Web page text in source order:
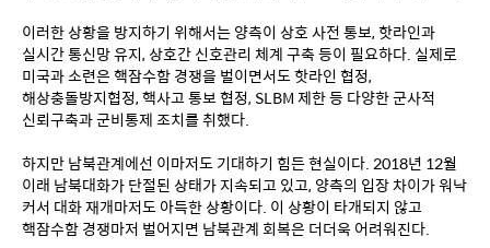
이러한 상황을 방지하기 위해서는 양측이 상호 사전 통보, 핫라인과
실시간 통신망 유지, 상호간 신호관리 체계 구축 등이 필요하다. 실제로
미국과 소련은 핵잠수함 경쟁을 벌이면서도 핫라인 협정,
해상충돌방지협정, 핵사고 통보 협정, SLBM 제한 등 다양한 군사적
신뢰구축과 군비통제 조치를 취했다.
하지만 남북관계에선 이마저도 기대하기 힘든 현실이다. 2018년 12월
이래 남북대화가 단절된 상태가 지속되고 있고, 양측의 입장 차이가 워낙
커서 대화 재개마저도 아득한 상황이다. 이 상황이 타개되지 않고
핵잠수함 경쟁마저 벌어지면 남북관계 회복은 더더욱 어려워진다.